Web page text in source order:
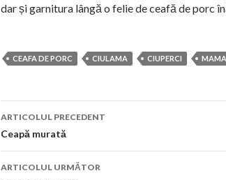
dar și garnitura lângă o felie de ceafă de porc
CEAFA DE PORC CIULAMA CIUPERCI
Navigare
în
articol
ARTICOLUL PRECEDENT
Ceapă murată
ARTICOLUL URMĂTOR